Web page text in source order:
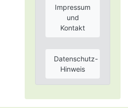
Impressum
und
Kontakt
Datenschutz-
Hinweis